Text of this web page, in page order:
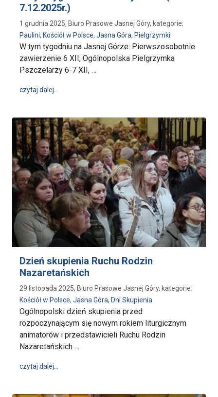
7.12.2025r.)
1 grudnia 2025, Biuro Prasowe Jasnej Góry, kategorie:
Paulini, Kościół w Polsce, Jasna Góra, Pielgrzymki
W tym tygodniu na Jasnej Górze: Pierwszosobotnie
zawierzenie 6 XII, Ogólnopolska Pielgrzymka
Pszczelarzy 6-7 XII, …
czytaj dalej…
Dzień skupienia Ruchu Rodzin
Nazaretańskich
29 listopada 2025, Biuro Prasowe Jasnej Góry, kategorie:
Kościół w Polsce, Jasna Góra, Dni Skupienia
Ogólnopolski dzień skupienia przed
rozpoczynającym się nowym rokiem liturgicznym
animatorów i przedstawicieli Ruchu Rodzin
Nazaretańskich …
czytaj dalej…